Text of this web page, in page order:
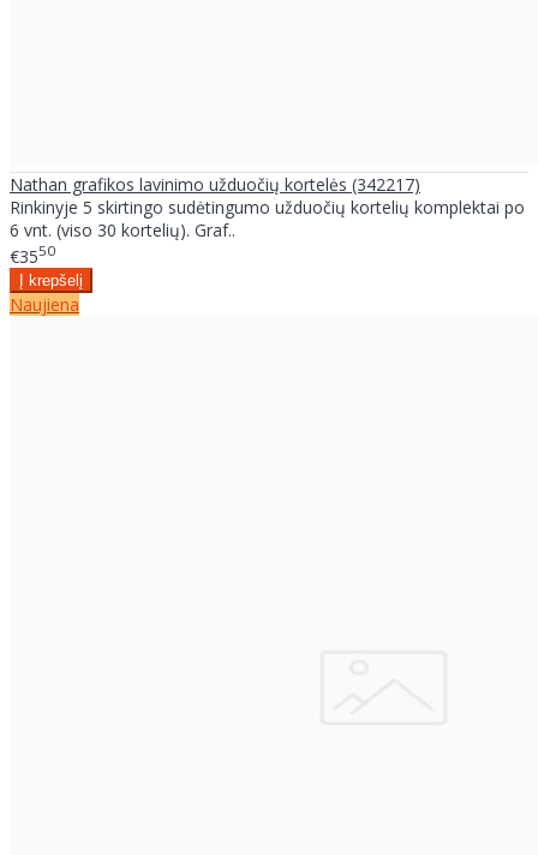
Nathan grafikos lavinimo užduočių kortelės (342217)
Rinkinyje 5 skirtingo sudėtingumo užduočių kortelių komplektai po
6 vnt. (viso 30 kortelių). Graf..
€3550
Naujiena